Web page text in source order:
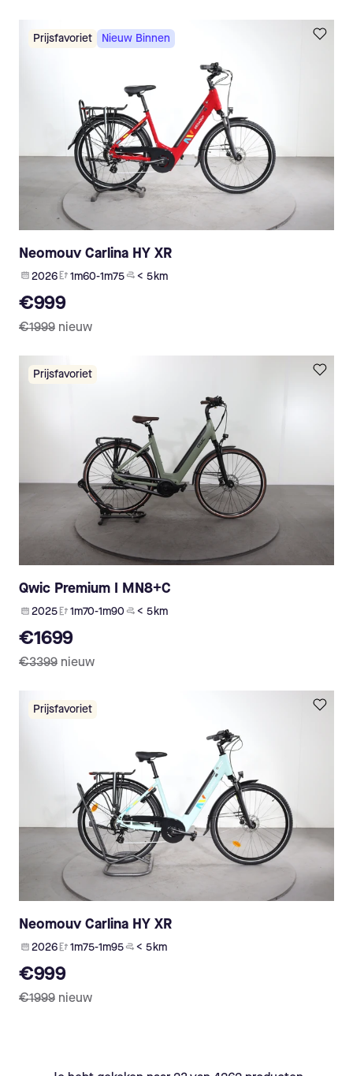
Prijsfavoriet Nieuw Binnen
Neomouv Carlina HY XR
2026 1m60-1m75 < 5 km
€999
€1999 nieuw
Prijsfavoriet
Qwic Premium I MN8+C
2025 1m70-1m90 < 5 km
€1699
€3399 nieuw
Prijsfavoriet
Neomouv Carlina HY XR
2026 1m75-1m95 < 5 km
€999
€1999 nieuw